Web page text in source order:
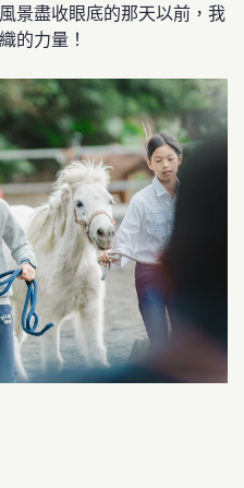
景盡收眼底的那天以前，我
的力量！